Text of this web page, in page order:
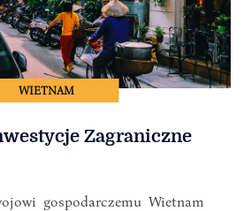
WIETNAM
Zagraniczne
gospodarczemu Wietnam